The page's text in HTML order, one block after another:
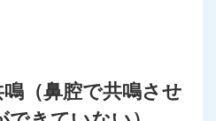
（鼻腔で共鳴させ